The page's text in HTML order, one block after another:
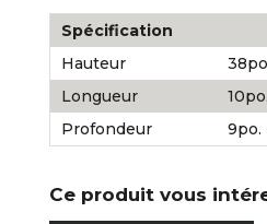
Spécification
Hauteur
Longueur
Profondeur
9po.
Ce produit vous